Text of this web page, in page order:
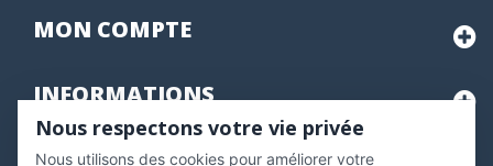
MON COMPTE
INFORMATIONS
Nous respectons votre vie privée
Nous utilisons des cookies pour améliorer votre